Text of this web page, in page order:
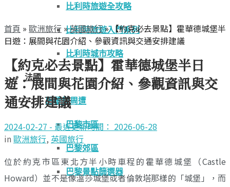
比利時旅遊全攻略
比利時旅遊入門系列
比利時城市攻略
法國
巴黎與周遭
巴黎市區
巴黎郊區
巴黎景點篩選器
首頁 » 歐洲旅行 »英國旅行»【約克必去景點】霍華德城堡半
日遊：展間與花園介紹、參觀資訊與交通安排建議
【約克必去景點】霍華德城堡半日
遊：展間與花園介紹、參觀資訊與交
通安排建議
2024-02-27 - 最近更新時間： 2026-06-28
in 歐洲旅行, 英國旅行
位於約克市區東北方半小時車程的霍華德城堡（Castle
Howard）並不是像溫莎城堡或者倫敦塔那樣的「城堡」，而